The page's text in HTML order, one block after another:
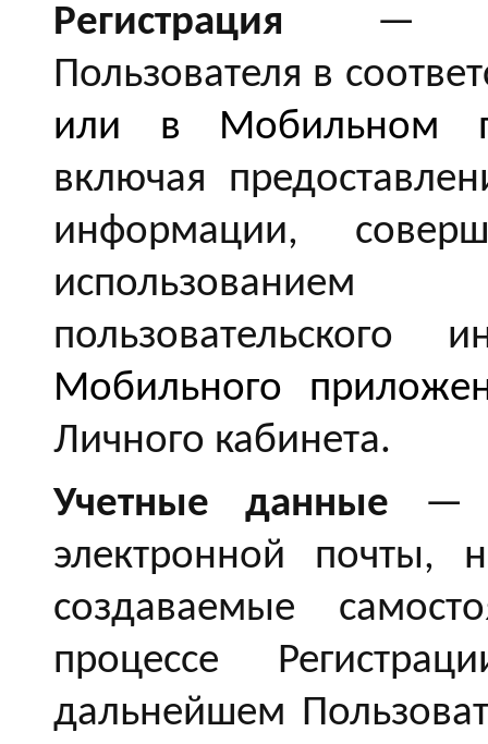
Регистрация —
Пользователя в
или в Мобильном
включая
информации,
Мобильного
Личного кабинета.
Учетные данные —
электронной почты,
создаваемые
процессе
дальнейшем